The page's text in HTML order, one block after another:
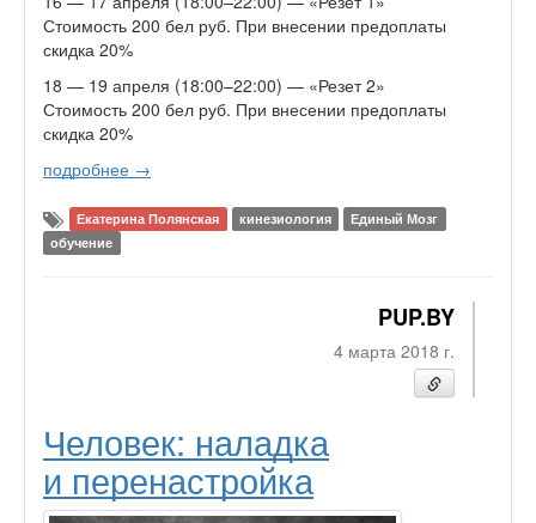
Стоимость 200 бел руб. При внесении предоплаты
скидка 20%
18 — 19 апреля (18:00–22:00) — «Резет 2»
Стоимость 200 бел руб. При внесении предоплаты
скидка 20%
подробнее →
Екатерина Полянская кинезиология
Единый Мозг
обучение
PUP.BY
4 марта 2018 г.
Человек: наладка
и перенастройка